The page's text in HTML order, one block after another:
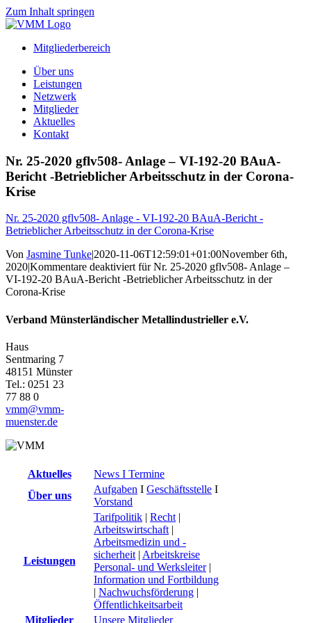
Zum Inhalt springen
Mitgliederbereich
Über uns
Leistungen
Netzwerk
Mitglieder
Aktuelles
Kontakt
Nr. 25-2020 gflv508- Anlage – VI-192-20 BAuA-
Bericht -Betrieblicher Arbeitsschutz in der Corona-
Krise
Nr. 25-2020 gflv508- Anlage - VI-192-20 BAuA-Bericht -
Betrieblicher Arbeitsschutz in der Corona-Krise
Von Jasmine Tunke|2020-11-06T12:59:01+01:00November 6th,
2020|Kommentare deaktiviertfür Nr. 25-2020 gflv508- Anlage –
VI-192-20 BAuA-Bericht -Betrieblicher Arbeitsschutz in der
Corona-Krise
Verband Münsterländischer Metallindustrieller e.V.
Haus
Sentmaring 7
48151 Münster
Tel.: 0251 23
77 88 0
vmm@vmm-
muenster.de
Aktuelles
News I Termine
Über uns
Aufgaben I Geschäftsstelle I
Vorstand
Leistungen
Tarifpolitik | Recht |
Arbeitswirtschaft |
Arbeitsmedizin und -
sicherheit | Arbeitskreise
Personal- und Werksleiter|
Information und Fortbildung
| Nachwuchsförderung |
Öffentlichkeitsarbeit
Mitglieder
Unsere Mitglieder